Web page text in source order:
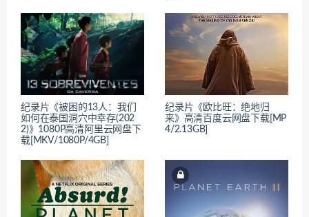
纪录片《被困的13人：我们
如何在泰国洞穴中幸存(202
2)》1080P高清阿里云网盘下
载[MKV/1080P/4GB]
纪录片《欧比旺：绝地归
来》高清百度云网盘下载[MP
4/2.13GB]